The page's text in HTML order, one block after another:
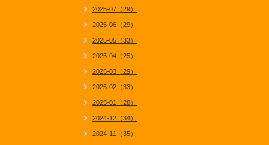
2025-07（29）
2025-06（29）
2025-05（33）
2025-04（25）
2025-03（29）
2025-02（33）
2025-01（28）
2024-12（34）
2024-11（35）